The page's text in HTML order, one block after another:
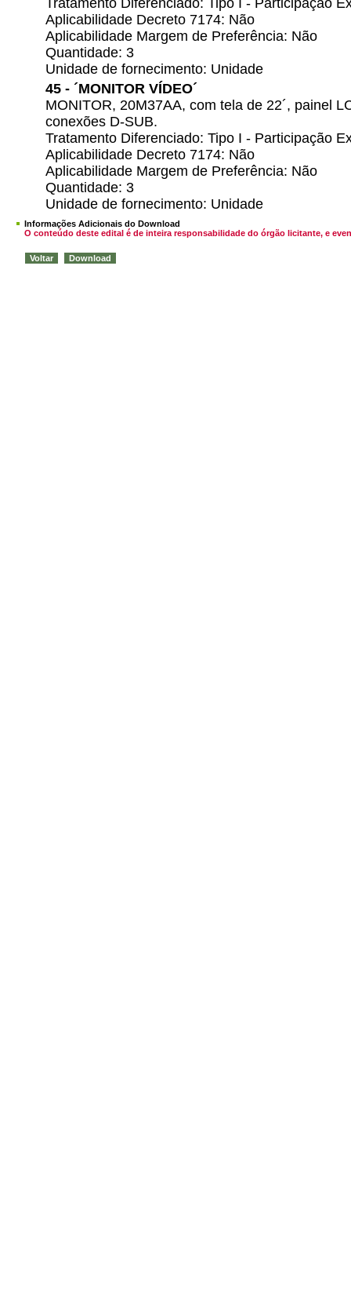
Tratamento Diferenciado: Tipo I - Participação
Aplicabilidade Decreto 7174: Não
Aplicabilidade Margem de Preferência: Não
Quantidade: 3
Unidade de fornecimento: Unidade
45 - ´MONITOR VÍDEO´
MONITOR, 20M37AA, com tela de 22´, painel
conexões D-SUB.
Tratamento Diferenciado: Tipo I - Participação
Aplicabilidade Decreto 7174: Não
Aplicabilidade Margem de Preferência: Não
Quantidade: 3
Unidade de fornecimento: Unidade
Informações Adicionais do Download
O conteúdo deste edital é de inteira responsabilidade do órgão licitante, e